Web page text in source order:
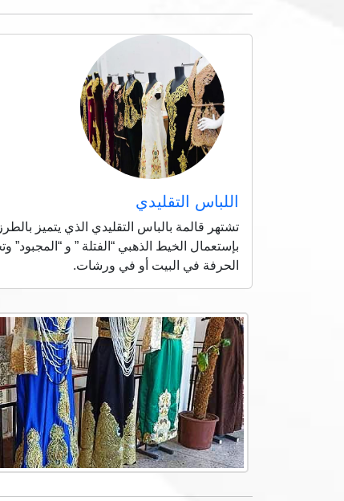
اللباس التقليدي
تشتهر قالمة بالباس التقليدي الذي يتميز
بإستعمال الخيط الذهبي “الفتلة ” و
الحرفة في البيت أو في ورشات.